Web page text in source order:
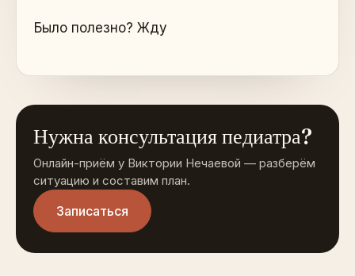
Было полезно? Жду
Нужна консультация педиатра?
Онлайн-приём у Виктории Нечаевой — разберём
ситуацию и составим план.
Записаться